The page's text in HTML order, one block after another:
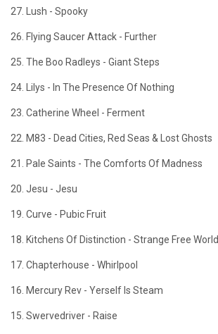
27. Lush - Spooky
26. Flying Saucer Attack - Further
25. The Boo Radleys - Giant Steps
24. Lilys - In The Presence Of Nothing
23. Catherine Wheel - Ferment
22. M83 - Dead Cities, Red Seas & Lost Ghosts
21. Pale Saints - The Comforts Of Madness
20. Jesu - Jesu
19. Curve - Pubic Fruit
18. Kitchens Of Distinction - Strange Free World
17. Chapterhouse - Whirlpool
16. Mercury Rev - Yerself Is Steam
15. Swervedriver - Raise